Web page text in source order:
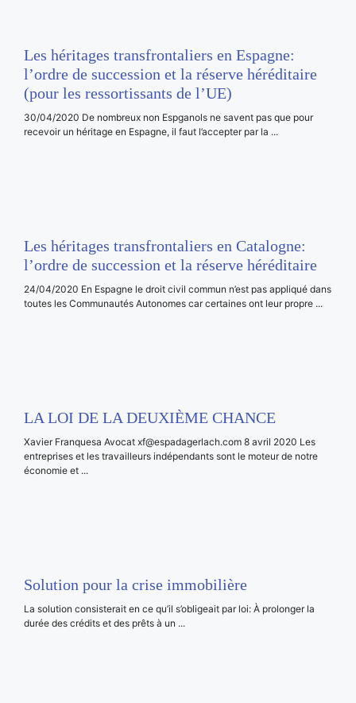
Les héritages transfrontaliers en Espagne:
l’ordre de succession et la réserve héréditaire
(pour les ressortissants de l’UE)
30/04/2020 De nombreux non Espganols ne savent pas que pour
recevoir un héritage en Espagne, il faut l’accepter par la ...
Les héritages transfrontaliers en Catalogne:
l’ordre de succession et la réserve héréditaire
24/04/2020 En Espagne le droit civil commun n’est pas appliqué dans
toutes les Communautés Autonomes car certaines ont leur propre ...
LA LOI DE LA DEUXIÈME CHANCE
Xavier Franquesa Avocat xf@espadagerlach.com 8 avril 2020 Les
entreprises et les travailleurs indépendants sont le moteur de notre
économie et ...
Solution pour la crise immobilière
La solution consisterait en ce qu’il s’obligeait par loi: À prolonger la
durée des crédits et des prêts à un ...